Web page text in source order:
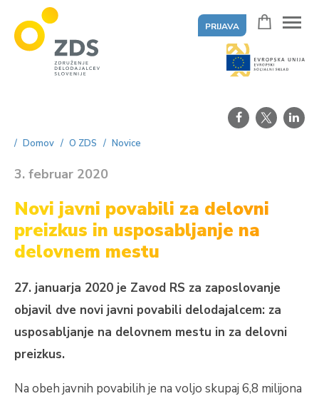
PRIJAVA
Domov O ZDS Novice
3. februar 2020
Novi javni povabili za delovni
preizkus in usposabljanje na
delovnem mestu
27. januarja 2020 je Zavod RS za zaposlovanje
objavil dve novi javni povabili delodajalcem: za
usposabljanje na delovnem mestu in za delovni
preizkus.
Na obeh javnih povabilih je na voljo skupaj 6,8 milijona